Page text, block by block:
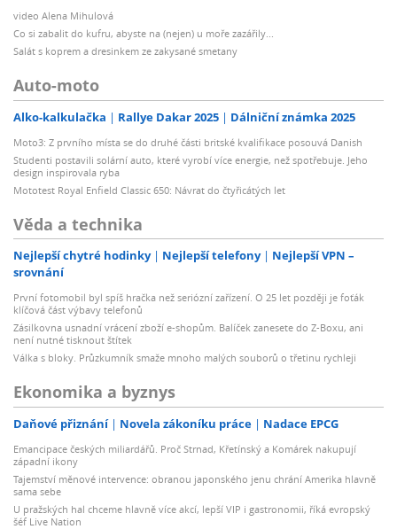
video Alena Mihulová
Co si zabalit do kufru, abyste na (nejen) u moře zazářily...
Salát s koprem a dresinkem ze zakysané smetany
Auto-moto
Alko-kalkulačka Rallye Dakar 2025 Dálniční známka 2025
Moto3: Z prvního místa se do druhé části britské kvalifikace posouvá Danish
Studenti postavili solární auto, které vyrobí více energie, než spotřebuje. Jeho
design inspirovala ryba
Mototest Royal Enfield Classic 650: Návrat do čtyřicátých let
Věda a technika
Nejlepší chytré hodinky Nejlepší telefony
Nejlepší VPN –
srovnání
První fotomobil byl spíš hračka než seriózní zařízení. O 25 let později je foťák
klíčová část výbavy telefonů
Zásilkovna usnadní vrácení zboží e-shopům. Balíček zanesete do Z-Boxu, ani
není nutné tisknout štítek
Válka s bloky. Průzkumník smaže mnoho malých souborů o třetinu rychleji
Ekonomika a byznys
Daňové přiznání Novela zákoníku práce Nadace EPCG
Emancipace českých miliardářů. Proč Strnad, Křetínský a Komárek nakupují
západní ikony
Tajemství měnové intervence: obranou japonského jenu chrání Amerika hlavně
sama sebe
U pražských hal chceme hlavně více akcí, lepší VIP i gastronomii, říká evropský
šéf Live Nation